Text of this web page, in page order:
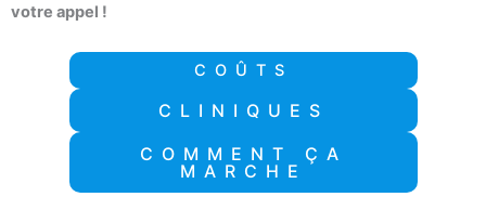
votre appel !
COÛTS
CLINIQUES
COMMENT ÇA
MARCHE